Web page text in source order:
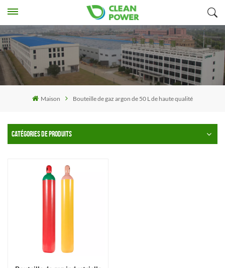
Maison Bouteille de gaz argon de 50 L de haute qualité
CATÉGORIES DE PRODUITS